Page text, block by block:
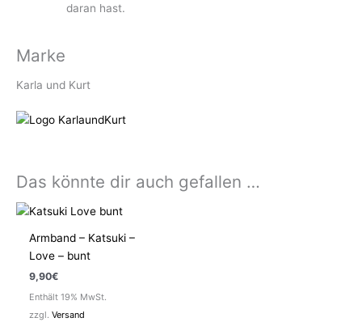
daran hast.
Marke
Karla und Kurt
Das könnte dir auch gefallen …
Armband – Katsuki –
Love – bunt
9,90€
Enthält 19% MwSt.
zzgl.Versand